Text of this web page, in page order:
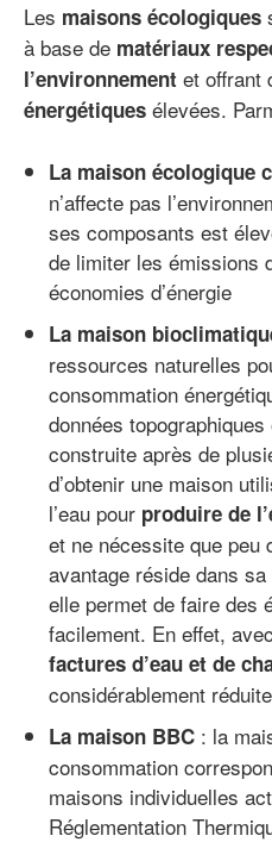
Les maisons écologiques
à base de matériaux
l’environnement et offrant
énergétiques élevées.
La maison écologique
n’affecte pas
ses composants est
de limiter les émissions
économies d’énergie
La maison
ressources naturelles
consommation
données
construite après de
d’obtenir une maison
l’eau pour produire de
et ne nécessite que peu
avantage réside dans
elle permet de faire des
facilement. En effet,
factures d’eau et de
considérablement
La maison BBC : la
consommation
maisons individuelles
Réglementation